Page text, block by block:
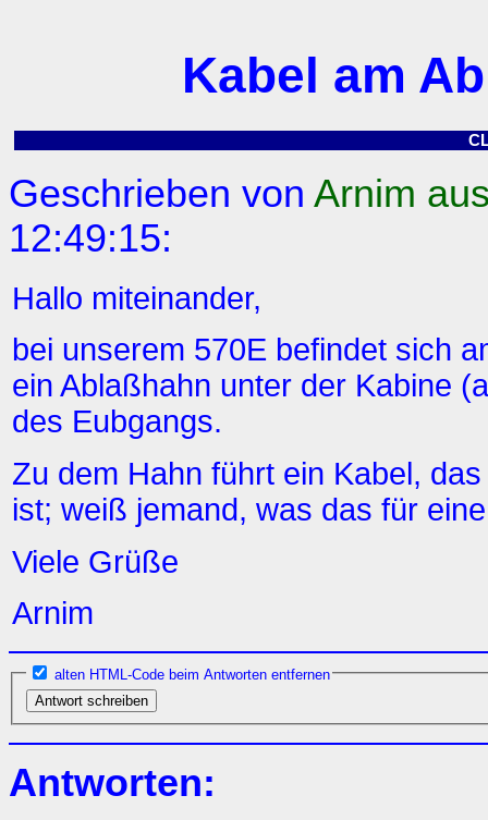
Kabel am
Geschrieben von Arnim
12:49:15:
Hallo miteinander,
bei unserem 570E befindet sich
ein Ablaßhahn unter der Kabine
des Eubgangs.
Zu dem Hahn führt ein Kabel,
ist; weiß jemand, was das für
Viele Grüße
Arnim
alten HTML-Code beim Antworten entfernen
Antworten: